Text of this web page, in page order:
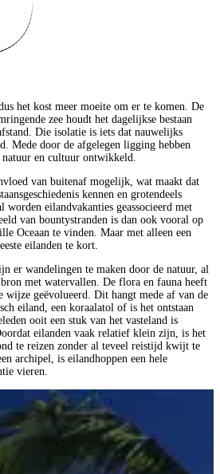
het kost meer moeite om er te komen. De
zee houdt het dagelijkse bestaan
Die isolatie is iets dat nauwelijks
Mede door de afgelegen ligging hebben
natuur en cultuur ontwikkeld.
van buitenaf mogelijk, wat maakt dat
kennen en grotendeels
worden eilandvakanties geassocieerd met
van bountystranden is dan ook vooral op
Oceaan te vinden. Maar met alleen een
eilanden te kort.
er wandelingen te maken door de natuur, al
met watervallen. De flora en fauna heeft
wijze geëvolueerd. Dit hangt mede af van de
eiland, een koraalatol of is het ontstaan
ooit een stuk van het vasteland is
eilanden vaak relatief klein zijn, is het
te reizen zonder al teveel reistijd kwijt te
archipel, is eilandhoppen een hele
vieren.